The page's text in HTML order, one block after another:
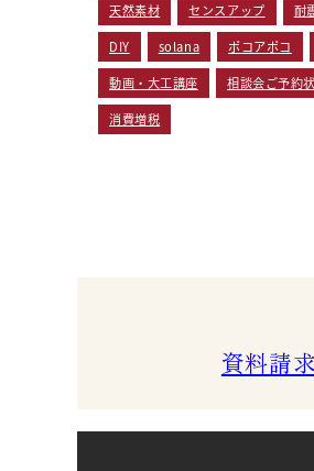
天然素材 センスアップ 耐
DIY solana ポコアポコ
動画・大工講座 相談会ご予約
消費増税
資料請求